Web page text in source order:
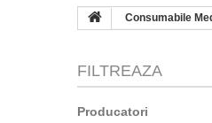
Consumabile
FILTREAZA
Producatori